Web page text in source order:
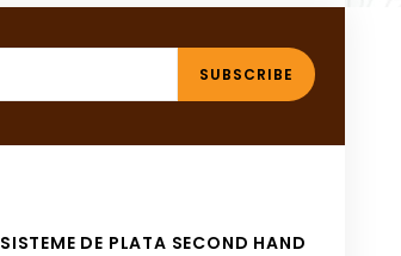
SISTEME DE PLATA SECOND HAND